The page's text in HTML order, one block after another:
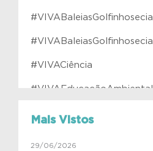
#VIVABaleiasGolfinhosecia
#VIVABaleiasGolfinhosecia
#VIVACiência
#VIVAEducaçãoAmbiental
#VIVAfilhotes
Mais Vistos
29/06/2026